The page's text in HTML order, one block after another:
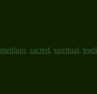
medium, sacred, spiritual,